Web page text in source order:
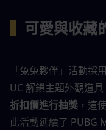
可愛與收藏
「兔兔夥伴」活動採用
UC 解鎖主題外觀道
折扣價進行抽獎 ，這
此活動延續了 PUBG